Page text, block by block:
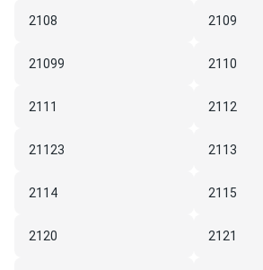
2108 2109
21099 2110
2111 2112
21123 2113
2114 2115
2120 2121